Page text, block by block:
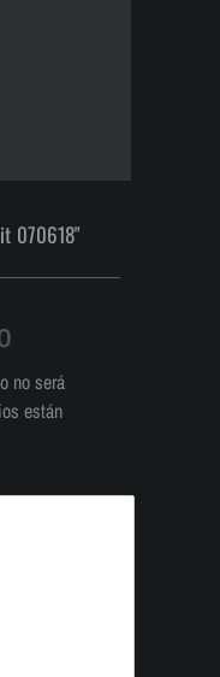
070618"
no será
están